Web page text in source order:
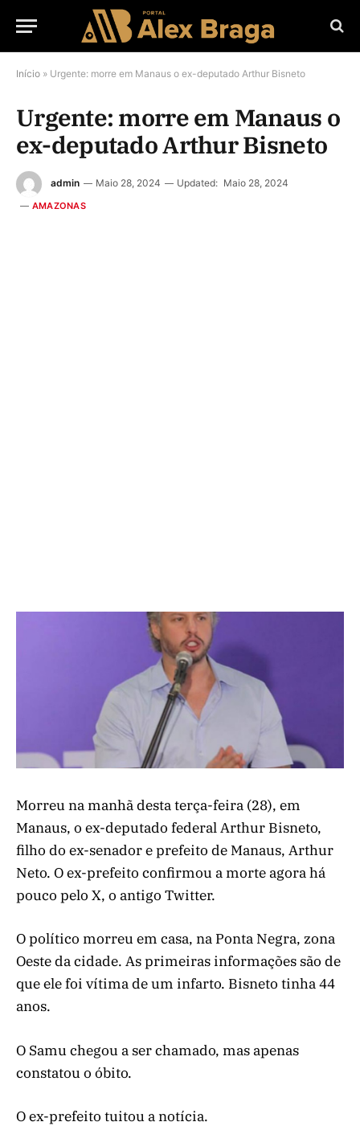
Início » Urgente: morre em Manaus o ex-deputado Arthur Bisneto
Urgente: morre em Manaus o
ex-deputado Arthur Bisneto
admin Maio 28, 2024 Updated: Maio 28, 2024
AMAZONAS
Morreu na manhã desta terça-feira (28), em
Manaus, o ex-deputado federal Arthur Bisneto,
filho do ex-senador e prefeito de Manaus, Arthur
Neto. O ex-prefeito confirmou a morte agora há
pouco pelo X, o antigo Twitter.
O político morreu em casa, na Ponta Negra, zona
Oeste da cidade. As primeiras informações são de
que ele foi vítima de um infarto. Bisneto tinha 44
anos.
O Samu chegou a ser chamado, mas apenas
constatou o óbito.
O ex-prefeito tuitou a notícia.